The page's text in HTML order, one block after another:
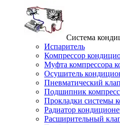
Система
Испаритель
Компрессор
Муфта компрессора
Осушитель
Пневматический
Подшипник
Прокладки системы
Радиатор
Расширительный